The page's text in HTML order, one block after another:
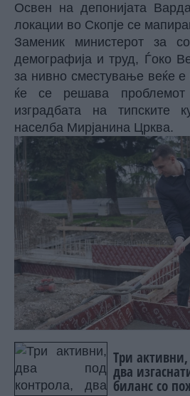
Освен на депонијата
локации во Скопје се
Заменик министерот за
демографија и труд, Ѓоко
за нивно сместување веќе
ќе се решава
изградбата на типските
населба Мирјанина Црква.
Три
два
биланс со